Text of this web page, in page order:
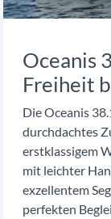
Oceanis
Freiheit
Die Oceanis
durchdachtes
erstklassigem
mit leichter
exzellentem
perfekten